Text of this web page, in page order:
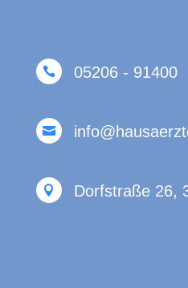
 05206 - 91400

 Dorfstraße 26,